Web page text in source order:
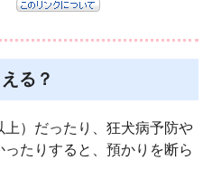
る？
）だったり、狂犬病予防や
たりすると、預かりを断ら